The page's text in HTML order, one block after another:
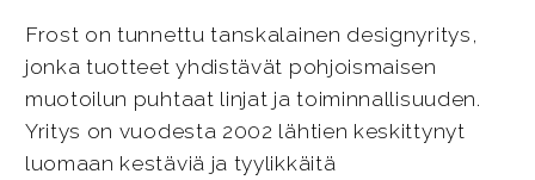
Frost on tunnettu tanskalainen designyritys,
jonka tuotteet yhdistävät pohjoismaisen
muotoilun puhtaat linjat ja toiminnallisuuden.
Yritys on vuodesta 2002 lähtien keskittynyt
luomaan kestäviä ja tyylikkäitä